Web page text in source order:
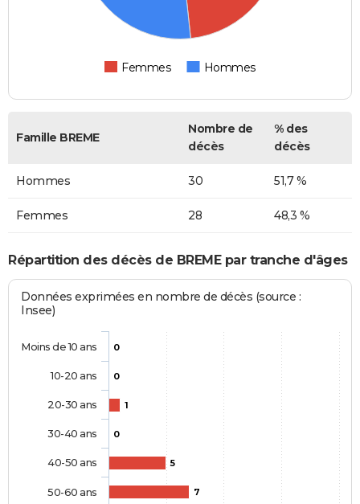
Femmes Hommes
Famille BREME
Nombre de
décès
% des
décès
Hommes 30 51,7 %
Femmes 28 48,3 %
Répartition des décès de BREME par tranche d'âges
Données exprimées en nombre de décès (source :
Insee)
0
0
1
0
5
7
Moins de 10 ans
10-20 ans
20-30 ans
30-40 ans
40-50 ans
50-60 ans